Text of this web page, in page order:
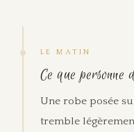
LE MATIN
Ce que personne
Une robe posée
tremble